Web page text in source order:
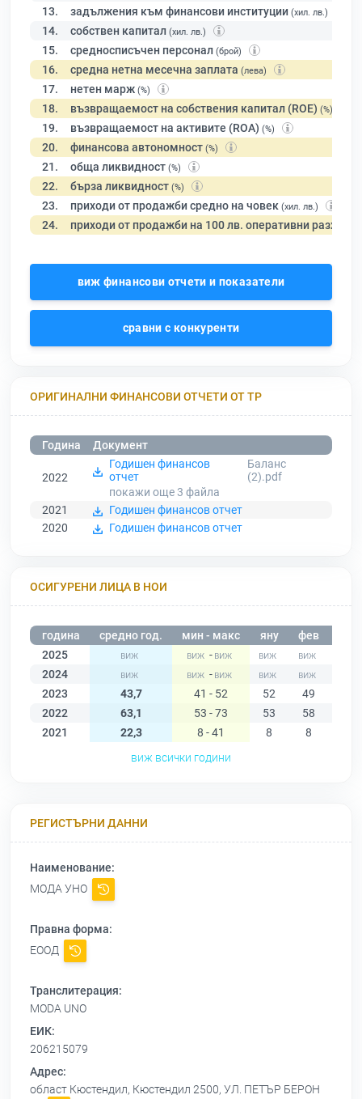
13. задължения към финансови институции (хил. лв.)
14. собствен капитал (хил. лв.)
15. средносписъчен персонал (брой)
16. средна нетна месечна заплата (лева)
17. нетен марж (%)
18. възвращаемост на собствения капитал (ROE) (%)
19. възвращаемост на активите (ROA) (%)
20. финансова автономност (%)
21. обща ликвидност (%)
22. бърза ликвидност (%)
23. приходи от продажби средно на човек (хил. лв.)
24. приходи от продажби на 100 лв. оперативни разходи
виж финансови отчети и показатели
сравни с конкуренти
ОРИГИНАЛНИ ФИНАНСОВИ ОТЧЕТИ ОТ ТР
Година Документ
2022
Годишен финансов
отчет
Баланс
(2).pdf
покажи още 3 файла
2021
Годишен финансов отчет
2020
Годишен финансов отчет
ОСИГУРЕНИ ЛИЦА В НОИ
година средно год. мин - макс яну фев
2025
-
2024
-
2023
43,7 41 - 52 52 49
2022
63,1 53 - 73 53 58
2021
22,3 8 - 41 8 8
виж всички години
РЕГИСТЪРНИ ДАННИ
Наименование:
МОДА УНО
Правна форма:
ЕООД
Транслитерация:
MODA UNO
ЕИК:
206215079
Адрес:
област Кюстендил, Кюстендил 2500, УЛ. ПЕТЪР БЕРОН